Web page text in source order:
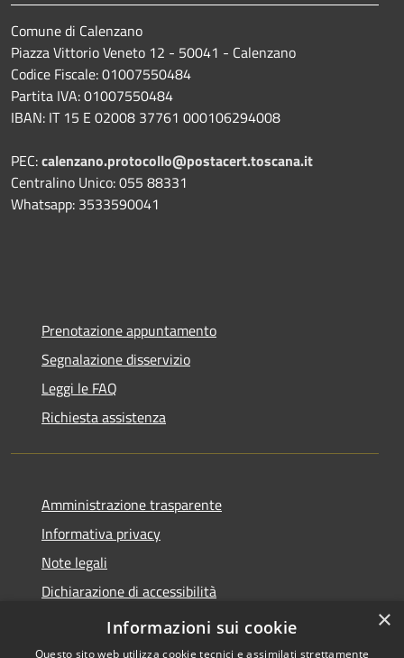
Comune di Calenzano
Piazza Vittorio Veneto 12 - 50041 - Calenzano
Codice Fiscale: 01007550484
Partita IVA: 01007550484
IBAN: IT 15 E 02008 37761 000106294008
PEC:calenzano.protocollo@postacert.toscana.it
Centralino Unico: 055 88331
Whatsapp: 3533590041
Prenotazione appuntamento
Segnalazione disservizio
Leggi le FAQ
Richiesta assistenza
Amministrazione trasparente
Informativa privacy
Note legali
Dichiarazione di accessibilità
Statistiche Web
×
Informazioni sui cookie
Questo sito web utilizza cookie tecnici e assimilati strettamente